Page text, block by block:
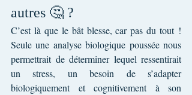
autres 🤔 ?
C’est là que le bât blesse, car pas du tout !
Seule une analyse biologique poussée nous
permettrait de déterminer lequel ressentirait
un stress, un besoin de s’adapter
biologiquement et cognitivement à son